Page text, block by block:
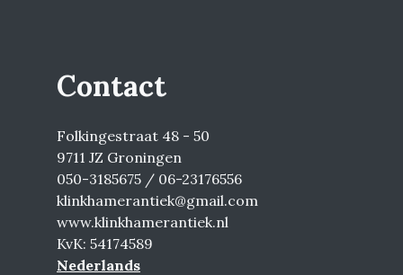
Contact
Folkingestraat 48 - 50
9711 JZ Groningen
050-3185675 / 06-23176556
klinkhamerantiek@gmail.com
www.klinkhamerantiek.nl
KvK: 54174589
Nederlands